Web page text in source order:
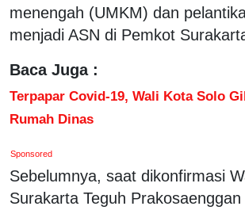
menengah (UMKM) dan
menjadi ASN di Pemkot
Baca Juga :
Terpapar Covid-19, Wali Kota Solo
Rumah Dinas
Sponsored
Sebelumnya, saat dikonfirmasi
Surakarta Teguh